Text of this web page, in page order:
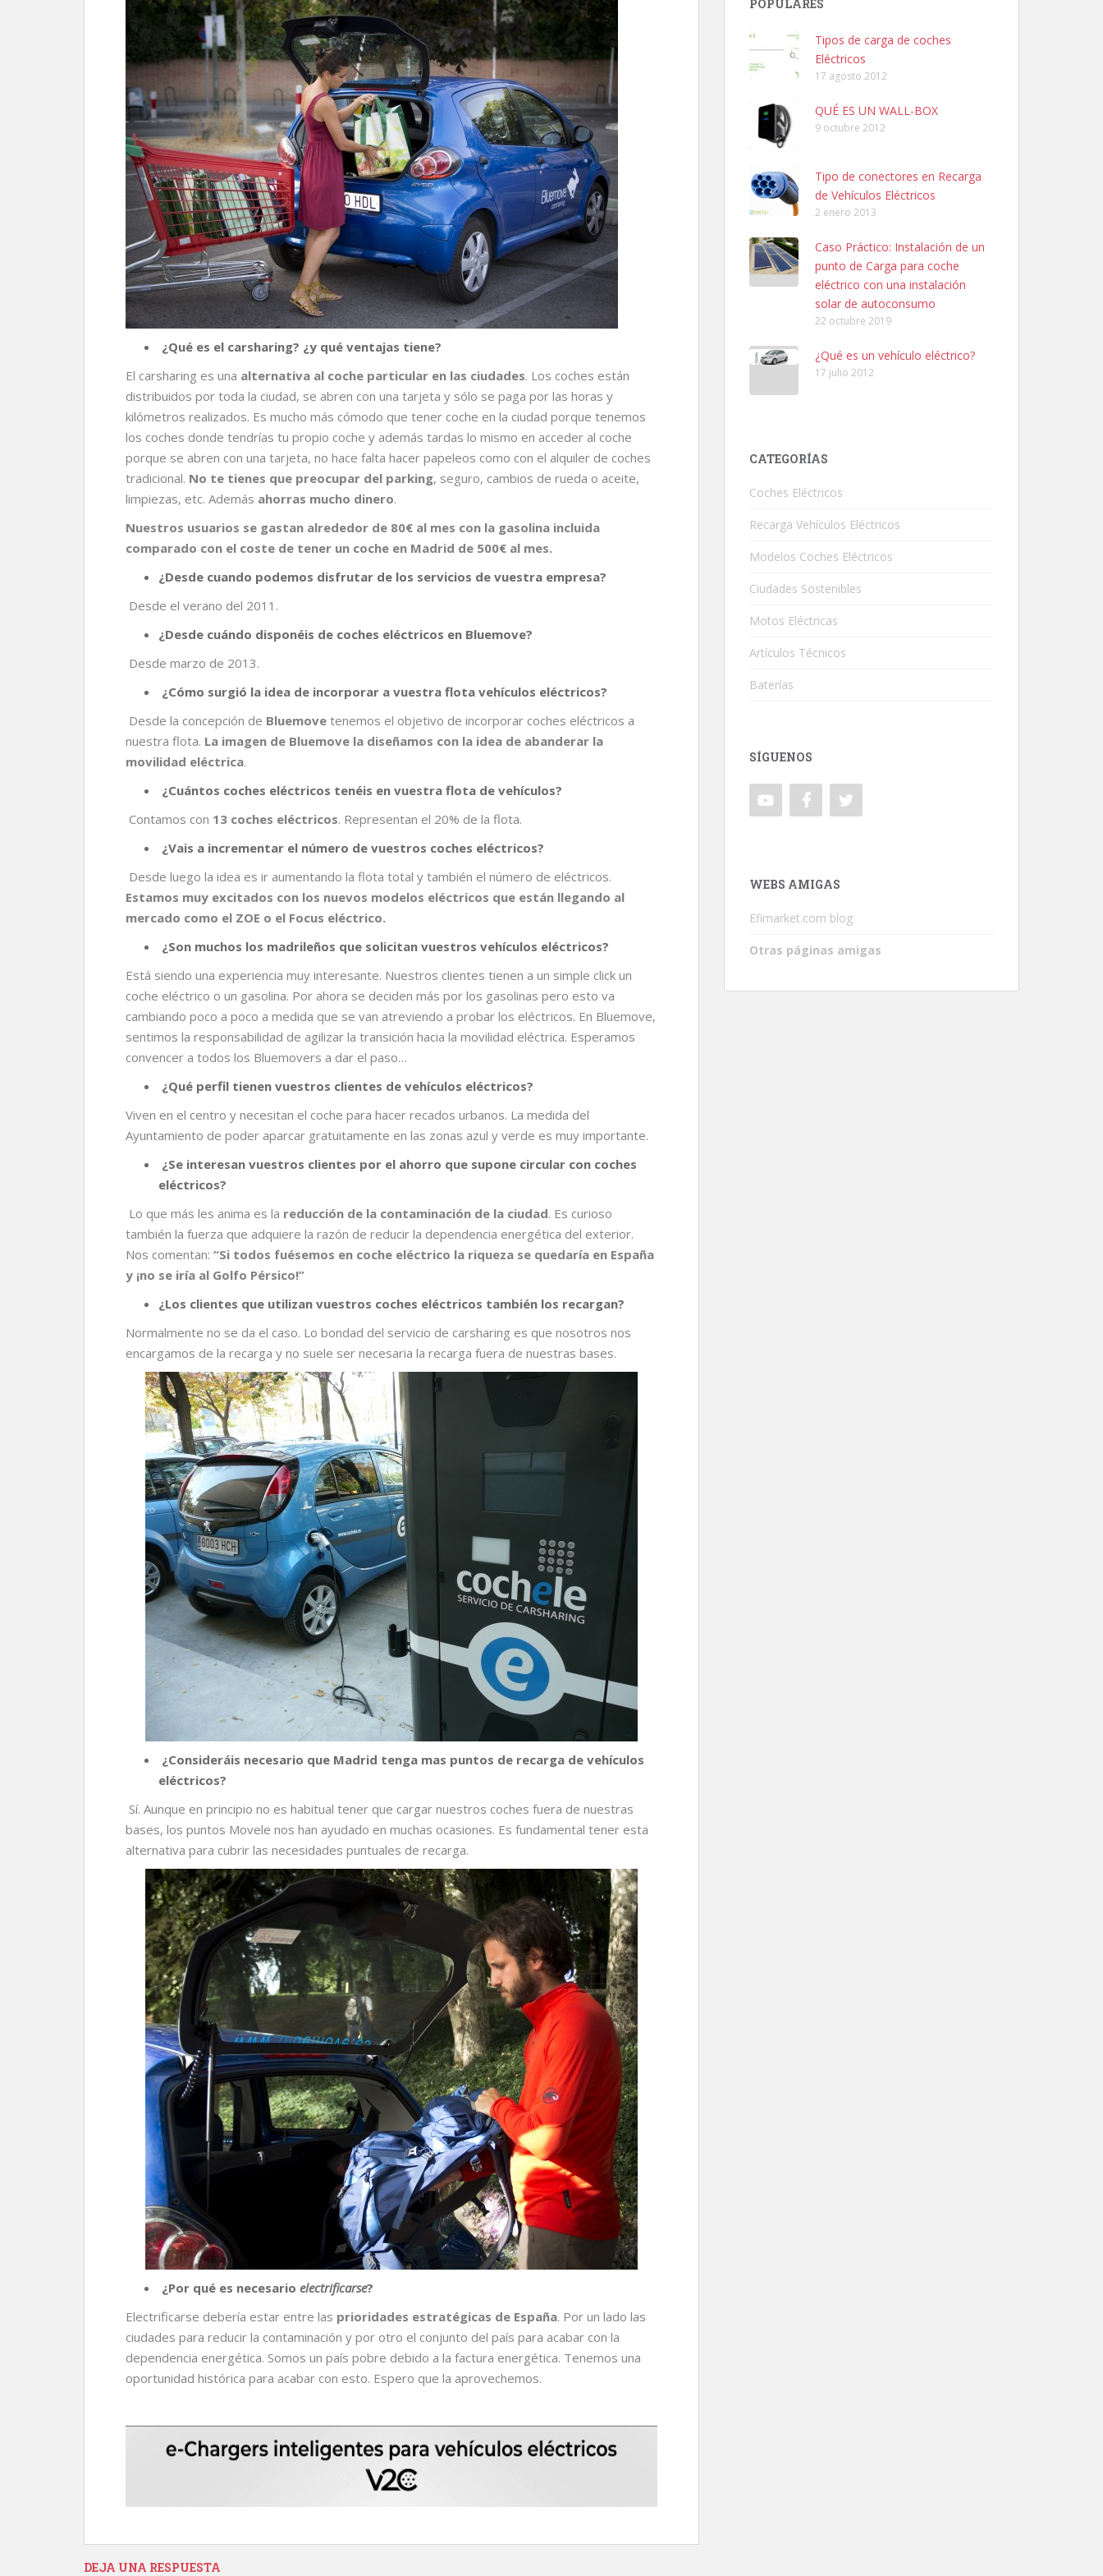
o
r
p
p
n
k
t
i
r
¿Qué es el carsharing? ¿y qué ventajas tiene?
El carsharing es una alternativa al coche particular en las ciudades. Los coches están
distribuidos por toda la ciudad, se abren con una tarjeta y sólo se paga por las horas y
kilómetros realizados. Es mucho más cómodo que tener coche en la ciudad porque tenemos
los coches donde tendrías tu propio coche y además tardas lo mismo en acceder al coche
porque se abren con una tarjeta, no hace falta hacer papeleos como con el alquiler de coches
tradicional. No te tienes que preocupar del parking, seguro, cambios de rueda o aceite,
limpiezas, etc. Además ahorras mucho dinero.
Nuestros usuarios se gastan alrededor de 80€ al mes con la gasolina incluida
comparado con el coste de tener un coche en Madrid de 500€ al mes.
¿Desde cuando podemos disfrutar de los servicios de vuestra empresa?
Desde el verano del 2011.
¿Desde cuándo disponéis de coches eléctricos en Bluemove?
Desde marzo de 2013.
¿Cómo surgió la idea de incorporar a vuestra flota vehículos eléctricos?
Desde la concepción de Bluemove tenemos el objetivo de incorporar coches eléctricos a
nuestra flota. La imagen de Bluemove la diseñamos con la idea de abanderar la
movilidad eléctrica.
¿Cuántos coches eléctricos tenéis en vuestra flota de vehículos?
Contamos con 13 coches eléctricos. Representan el 20% de la flota.
¿Vais a incrementar el número de vuestros coches eléctricos?
Desde luego la idea es ir aumentando la flota total y también el número de eléctricos.
Estamos muy excitados con los nuevos modelos eléctricos que están llegando al
mercado como el ZOE o el Focus eléctrico.
¿Son muchos los madrileños que solicitan vuestros vehículos eléctricos?
Está siendo una experiencia muy interesante. Nuestros clientes tienen a un simple click un
coche eléctrico o un gasolina. Por ahora se deciden más por los gasolinas pero esto va
cambiando poco a poco a medida que se van atreviendo a probar los eléctricos. En Bluemove,
sentimos la responsabilidad de agilizar la transición hacia la movilidad eléctrica. Esperamos
convencer a todos los Bluemovers a dar el paso…
¿Qué perfil tienen vuestros clientes de vehículos eléctricos?
Viven en el centro y necesitan el coche para hacer recados urbanos. La medida del
Ayuntamiento de poder aparcar gratuitamente en las zonas azul y verde es muy importante.
¿Se interesan vuestros clientes por el ahorro que supone circular con coches
eléctricos?
Lo que más les anima es la reducción de la contaminación de la ciudad. Es curioso
también la fuerza que adquiere la razón de reducir la dependencia energética del exterior.
Nos comentan: “Si todos fuésemos en coche eléctrico la riqueza se quedaría en España
y ¡no se iría al Golfo Pérsico!”
¿Los clientes que utilizan vuestros coches eléctricos también los recargan?
Normalmente no se da el caso. Lo bondad del servicio de carsharing es que nosotros nos
encargamos de la recarga y no suele ser necesaria la recarga fuera de nuestras bases.
¿Consideráis necesario que Madrid tenga mas puntos de recarga de vehículos
eléctricos?
Sí. Aunque en principio no es habitual tener que cargar nuestros coches fuera de nuestras
bases, los puntos Movele nos han ayudado en muchas ocasiones. Es fundamental tener esta
alternativa para cubrir las necesidades puntuales de recarga.
¿Por qué es necesario electrificarse?
Electrificarse debería estar entre las prioridades estratégicas de España. Por un lado las
ciudades para reducir la contaminación y por otro el conjunto del país para acabar con la
dependencia energética. Somos un país pobre debido a la factura energética. Tenemos una
oportunidad histórica para acabar con esto. Espero que la aprovechemos.
DEJA UNA RESPUESTA
POPULARES
Tipos de carga de coches
Eléctricos
17 agosto 2012
QUÉ ES UN WALL-BOX
9 octubre 2012
Tipo de conectores en Recarga
de Vehículos Eléctricos
2 enero 2013
Caso Práctico: Instalación de un
punto de Carga para coche
eléctrico con una instalación
solar de autoconsumo
22 octubre 2019
¿Qué es un vehículo eléctrico?
17 julio 2012
CATEGORÍAS
Coches Eléctricos
Recarga Vehículos Eléctricos
Modelos Coches Eléctricos
Ciudades Sostenibles
Motos Eléctricas
Artículos Técnicos
Baterías
SÍGUENOS
WEBS AMIGAS
Efimarket.com blog
Otras páginas amigas